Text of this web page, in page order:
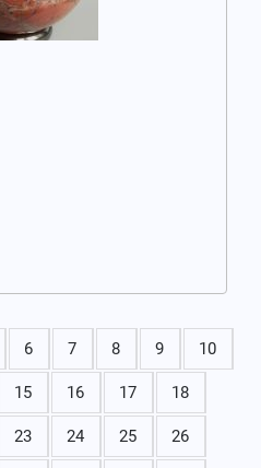
6 7 8 9 10
15 16 17 18
23 24 25 26